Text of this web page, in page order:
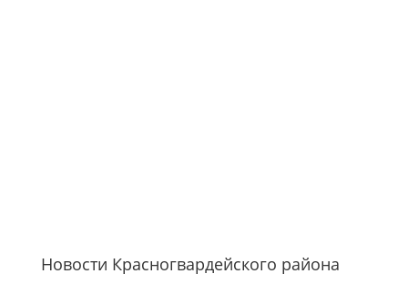
Новости Красногвардейского района